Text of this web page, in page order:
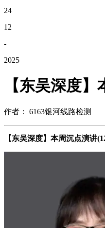
24
12
-
2025
【东吴深度】
作者： 6163银河线路检测
【东吴深度】本周沉点演讲